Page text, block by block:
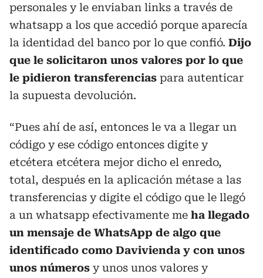
personales y le enviaban links a través de
whatsapp a los que accedió porque aparecía
la identidad del banco por lo que confió. Dijo
que le solicitaron unos valores por lo que
le pidieron transferencias para autenticar
la supuesta devolución.
“Pues ahí de así, entonces le va a llegar un
código y ese código entonces digite y
etcétera etcétera mejor dicho el enredo,
total, después en la aplicación métase a las
transferencias y digite el código que le llegó
a un whatsapp efectivamente me ha llegado
un mensaje de WhatsApp de algo que
identificado como Davivienda y con unos
unos números y unos unos valores y